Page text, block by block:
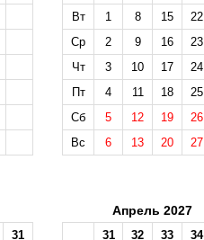
Вт
1 8 15 22
Ср
2 9 16 23
Чт
3 10 17 24
Пт
4 11 18
25
Сб
5 12 19
26
Вс
6 13 20 27
31
Апрель 2027
31 32 33 34